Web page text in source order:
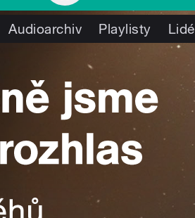
Audioarchiv Playlisty Lidé